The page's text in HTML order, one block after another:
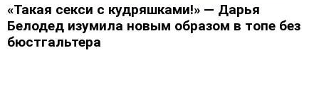
«Такая секси с кудряшками!» — Дарья
Белодед изумила новым образом в топе без
бюстгальтера